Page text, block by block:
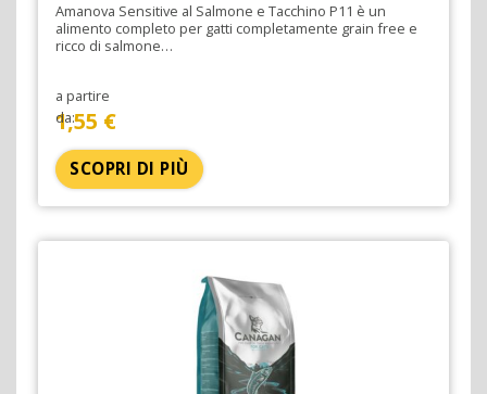
Amanova Sensitive al Salmone e Tacchino P11 è un
alimento completo per gatti completamente grain free e
ricco di salmone…
a partire
da:
1,55 €
SCOPRI DI PIÙ